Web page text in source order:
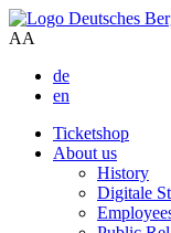
AA
de
en
Ticketshop
About us
History
Digitale